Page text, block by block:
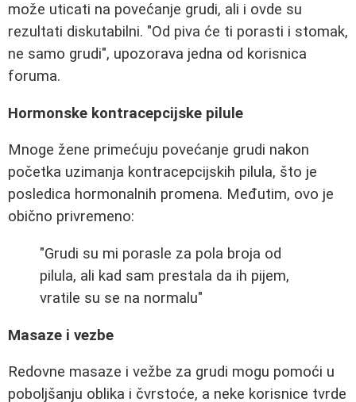
može uticati na povećanje grudi, ali i ovde su
rezultati diskutabilni. "Od piva će ti porasti i stomak,
ne samo grudi", upozorava jedna od korisnica
foruma.
Hormonske kontracepcijske pilule
Mnoge žene primećuju povećanje grudi nakon
početka uzimanja kontracepcijskih pilula, što je
posledica hormonalnih promena. Međutim, ovo je
obično privremeno:
"Grudi su mi porasle za pola broja od
pilula, ali kad sam prestala da ih pijem,
vratile su se na normalu"
Masaze i vezbe
Redovne masaze i vežbe za grudi mogu pomoći u
poboljšanju oblika i čvrstoće, a neke korisnice tvrde